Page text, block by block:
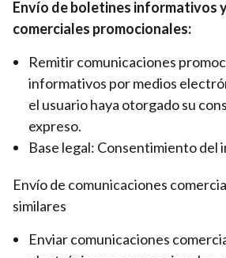
Envío de boletines informativos
comerciales promocionales:
Remitir comunicaciones
informativos por medios
el usuario haya otorgado su
expreso.
Base legal: Consentimiento del
Envío de comunicaciones
similares
Enviar comunicaciones